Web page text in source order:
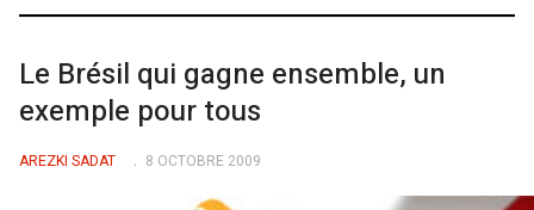
Le Brésil qui gagne ensemble, un
exemple pour tous
AREZKI SADAT 8 OCTOBRE 2009